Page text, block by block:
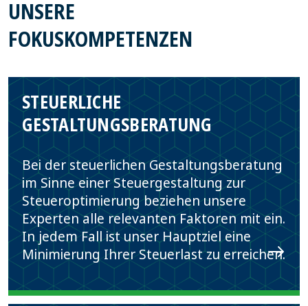
UNSERE
FOKUSKOMPETENZEN
STEUERLICHE
GESTALTUNGSBERATUNG
Bei der steuerlichen Gestaltungsberatung
im Sinne einer Steuergestaltung zur
Steueroptimierung beziehen unsere
Experten alle relevanten Faktoren mit ein.
In jedem Fall ist unser Hauptziel eine
Minimierung Ihrer Steuerlast zu erreichen.